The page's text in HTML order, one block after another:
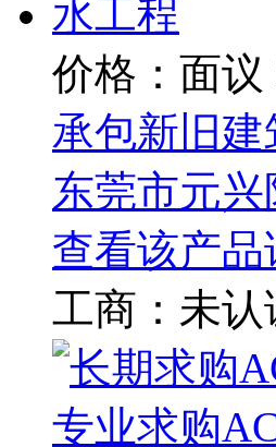
价格：面议
承包新旧
东莞市元
查看该产品
工商： 未认